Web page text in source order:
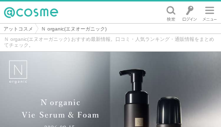
@cosme
アットコスメ
Ｎ organic(エヌオーガニック)
Ｎ organic(エヌオーガニック) おすすめ最新情報。口コミ・人気ランキング・通販情報をまとめ
てチェック。